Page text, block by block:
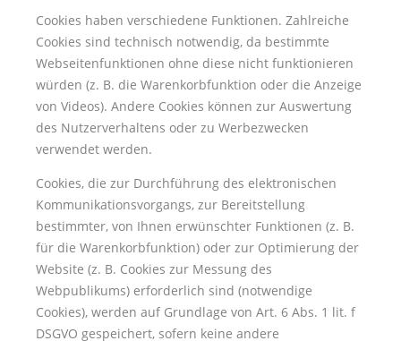
Cookies haben verschiedene Funktionen. Zahlreiche
Cookies sind technisch notwendig, da bestimmte
Webseitenfunktionen ohne diese nicht funktionieren
würden (z. B. die Warenkorbfunktion oder die Anzeige
von Videos). Andere Cookies können zur Auswertung
des Nutzerverhaltens oder zu Werbezwecken
verwendet werden.
Cookies, die zur Durchführung des elektronischen
Kommunikationsvorgangs, zur Bereitstellung
bestimmter, von Ihnen erwünschter Funktionen (z. B.
für die Warenkorbfunktion) oder zur Optimierung der
Website (z. B. Cookies zur Messung des
Webpublikums) erforderlich sind (notwendige
Cookies), werden auf Grundlage von Art. 6 Abs. 1 lit. f
DSGVO gespeichert, sofern keine andere